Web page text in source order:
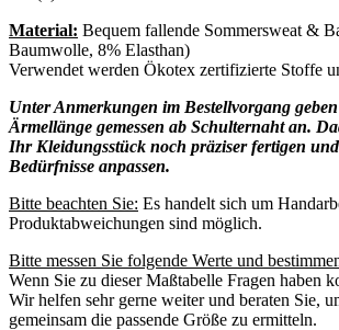
Material: Bequem fallende Sommersweat &
Baumwolle, 8% Elasthan)
Verwendet werden Ökotex zertifizierte Stoffe
Unter Anmerkungen im Bestellvorgang
Ärmellänge gemessen ab Schulternaht an.
Ihr Kleidungsstück noch präziser fertigen
Bedürfnisse anpassen.
Bitte beachten Sie: Es handelt sich um
Produktabweichungen sind möglich.
Bitte messen Sie folgende Werte und
Wenn Sie zu dieser Maßtabelle Fragen haben
Wir helfen sehr gerne weiter und beraten Sie,
gemeinsam die passende Größe zu ermitteln.